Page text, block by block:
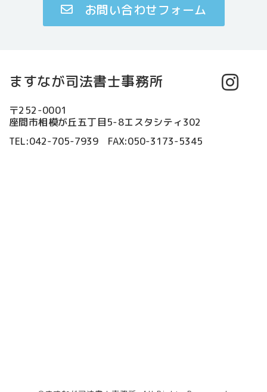
お問い合わせフォーム
ますなが司法書士事務所
〒252-0001
座間市相模が丘五丁目5-8エスタシティ302
TEL:042-705-7939 FAX:050-3173-5345